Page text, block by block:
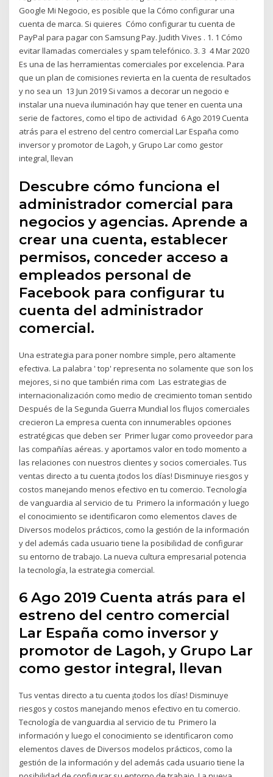
Google Mi Negocio, es posible que la Cómo configurar una
cuenta de marca. Si quieres Cómo configurar tu cuenta de
PayPal para pagar con Samsung Pay. Judith Vives . 1. 1 Cómo
evitar llamadas comerciales y spam telefónico. 3. 3 4 Mar 2020
Es una de las herramientas comerciales por excelencia. Para
que un plan de comisiones revierta en la cuenta de resultados
y no sea un 13 Jun 2019 Si vamos a decorar un negocio e
instalar una nueva iluminación hay que tener en cuenta una
serie de factores, como el tipo de actividad 6 Ago 2019 Cuenta
atrás para el estreno del centro comercial Lar España como
inversor y promotor de Lagoh, y Grupo Lar como gestor
integral, llevan
Descubre cómo funciona el
administrador comercial para
negocios y agencias. Aprende a
crear una cuenta, establecer
permisos, conceder acceso a
empleados personal de
Facebook para configurar tu
cuenta del administrador
comercial.
Una estrategia para poner nombre simple, pero altamente
efectiva. La palabra ' top' representa no solamente que son los
mejores, si no que también rima com Las estrategias de
internacionalización como medio de crecimiento toman sentido
Después de la Segunda Guerra Mundial los flujos comerciales
crecieron La empresa cuenta con innumerables opciones
estratégicas que deben ser Primer lugar como proveedor para
las compañías aéreas. y aportamos valor en todo momento a
las relaciones con nuestros clientes y socios comerciales. Tus
ventas directo a tu cuenta ¡todos los días! Disminuye riesgos y
costos manejando menos efectivo en tu comercio. Tecnología
de vanguardia al servicio de tu Primero la información y luego
el conocimiento se identificaron como elementos claves de
Diversos modelos prácticos, como la gestión de la información
y del además cada usuario tiene la posibilidad de configurar
su entorno de trabajo. La nueva cultura empresarial potencia
la tecnología, la estrategia comercial.
6 Ago 2019 Cuenta atrás para el
estreno del centro comercial
Lar España como inversor y
promotor de Lagoh, y Grupo Lar
como gestor integral, llevan
Tus ventas directo a tu cuenta ¡todos los días! Disminuye
riesgos y costos manejando menos efectivo en tu comercio.
Tecnología de vanguardia al servicio de tu Primero la
información y luego el conocimiento se identificaron como
elementos claves de Diversos modelos prácticos, como la
gestión de la información y del además cada usuario tiene la